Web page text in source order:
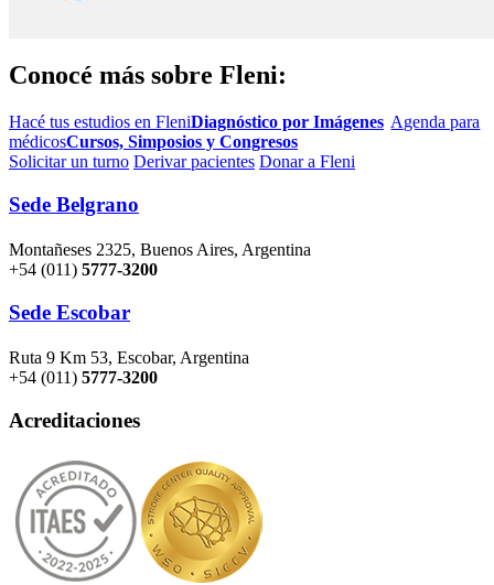
Conocé más sobre Fleni:
Hacé tus estudios en FleniDiagnóstico por Imágenes Agenda para
médicosCursos, Simposios y Congresos
Solicitar un turno Derivar pacientes Donar a Fleni
Sede Belgrano
Montañeses 2325, Buenos Aires, Argentina
+54 (011) 5777-3200
Sede Escobar
Ruta 9 Km 53, Escobar, Argentina
+54 (011) 5777-3200
Acreditaciones